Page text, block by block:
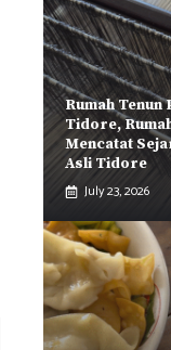
Rumah Tenun
Tidore,
Mencatat
Asli Tidore
July 23, 2026